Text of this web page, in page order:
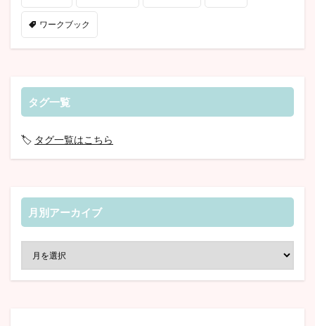
ワークブック
タグ一覧
🏷️ タグ一覧はこちら
月別アーカイブ